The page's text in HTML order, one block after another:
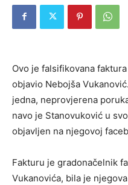
Ovo je falsifikovana
objavio Nebojša
jedna, neprovjerena
navo je Stanovuković u
objavljen na njegovoj
Fakturu je gradonačelnik
Vukanovića, bila je